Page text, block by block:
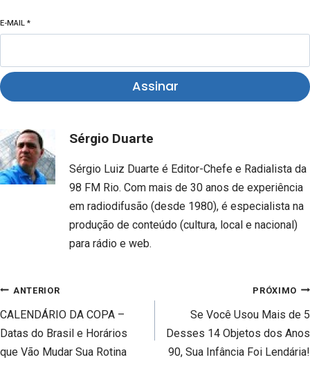
E-MAIL *
Assinar
Sérgio Duarte
Sérgio Luiz Duarte é Editor-Chefe e Radialista da
98 FM Rio. Com mais de 30 anos de experiência
em radiodifusão (desde 1980), é especialista na
produção de conteúdo (cultura, local e nacional)
para rádio e web.
Navegação
de
Post
ANTERIOR
CALENDÁRIO DA COPA –
Datas do Brasil e Horários
que Vão Mudar Sua Rotina
PRÓXIMO
Se Você Usou Mais de 5
Desses 14 Objetos dos Anos
90, Sua Infância Foi Lendária!